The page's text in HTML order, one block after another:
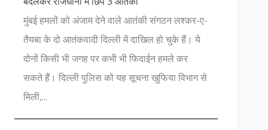
संगठन लश्कर-ए-
हो चुके हैं। ये
हमले कर
खुफिया विभाग से
अगर आप प्रकृति प्रेमी हैं और धार्मिक आस्था भी रखते
हैं, तो आपको भी एक बार उत्तराखंड की यात्रा करनी
चाहिए। यहाँ आपको प्रकृति की अनंत सुंदरता में देवत्व
नजर आएगा। जहां कहीं भी आपका विश्वास हो , चाहे वो
भगवान में हो...